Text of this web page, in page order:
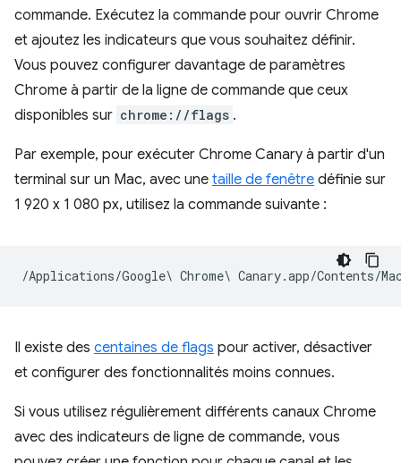
commande. Exécutez la commande pour ouvrir Chrome
et ajoutez les indicateurs que vous souhaitez définir.
Vous pouvez configurer davantage de paramètres
Chrome à partir de la ligne de commande que ceux
disponibles sur chrome://flags .
Par exemple, pour exécuter Chrome Canary à partir d'un
terminal sur un Mac, avec une taille de fenêtre définie sur
1 920 x 1 080 px, utilisez la commande suivante :
Il existe des centaines de flags pour activer, désactiver
et configurer des fonctionnalités moins connues.
Si vous utilisez régulièrement différents canaux Chrome
avec des indicateurs de ligne de commande, vous